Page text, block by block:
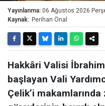
Yayınlanma: 06 Ağustos 2026
Kaynak: Perihan Önal
Hakkâri Valisi
başlayan Vali
Çelik’i